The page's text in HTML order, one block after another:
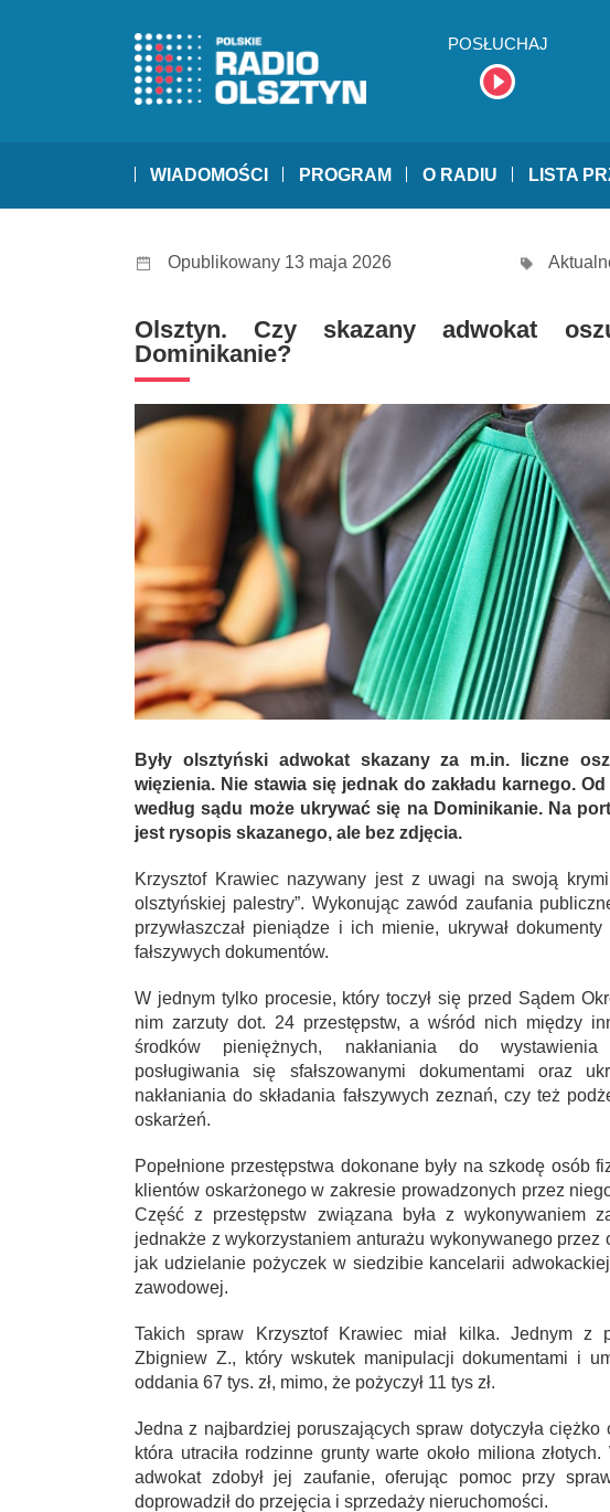
POSŁUCHAJ
WIADOMOŚCI PROGRAM O RADIU LISTA
Opublikowany 13 maja 2026
Olsztyn. Czy skazany adwokat
Dominikanie?
Były olsztyński adwokat skazany za m.in. liczne
więzienia. Nie stawia się jednak do zakładu karnego.
według sądu może ukrywać się na Dominikanie. Na
jest rysopis skazanego, ale bez zdjęcia.
Krzysztof Krawiec nazywany jest z uwagi na swoją
olsztyńskiej palestry”. Wykonując zawód zaufania
przywłaszczał pieniądze i ich mienie, ukrywał
fałszywych dokumentów.
W jednym tylko procesie, który toczył się przed Sądem
nim zarzuty dot. 24 przestępstw, a wśród nich między
środków pieniężnych, nakłaniania do wystawienia
posługiwania się sfałszowanymi dokumentami oraz
nakłaniania do składania fałszywych zeznań, czy też
oskarżeń.
Popełnione przestępstwa dokonane były na szkodę osób
klientów oskarżonego w zakresie prowadzonych przez
Część z przestępstw związana była z wykonywaniem
jednakże z wykorzystaniem anturażu wykonywanego
jak udzielanie pożyczek w siedzibie kancelarii
zawodowej.
Takich spraw Krzysztof Krawiec miał kilka. Jednym z
Zbigniew Z., który wskutek manipulacji dokumentami i
oddania 67 tys. zł, mimo, że pożyczył 11 tys zł.
Jedna z najbardziej poruszających spraw dotyczyła
która utraciła rodzinne grunty warte około miliona
adwokat zdobył jej zaufanie, oferując pomoc przy
doprowadził do przejęcia i sprzedaży nieruchomości.